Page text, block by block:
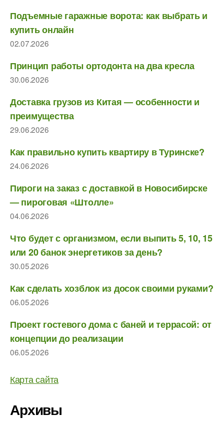
Подъемные гаражные ворота: как выбрать и
купить онлайн
02.07.2026
Принцип работы ортодонта на два кресла
30.06.2026
Доставка грузов из Китая — особенности и
преимущества
29.06.2026
Как правильно купить квартиру в Туринске?
24.06.2026
Пироги на заказ с доставкой в Новосибирске
— пироговая «Штолле»
04.06.2026
Что будет с организмом, если выпить 5, 10, 15
или 20 банок энергетиков за день?
30.05.2026
Как сделать хозблок из досок своими руками?
06.05.2026
Проект гостевого дома с баней и террасой: от
концепции до реализации
06.05.2026
Карта сайта
Архивы